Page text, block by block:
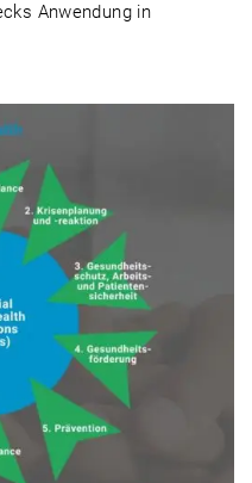
Anwendung in